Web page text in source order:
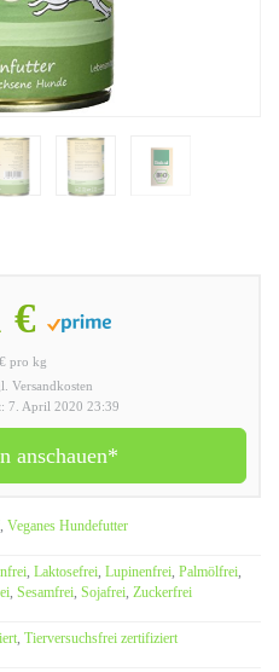
€
pro kg
Versandkosten
7. April 2020 23:39
anschauen*
, Veganes Hundefutter
, Laktosefrei, Lupinenfrei, Palmölfrei,
, Sesamfrei, Sojafrei, Zuckerfrei
, Tierversuchsfrei zertifiziert